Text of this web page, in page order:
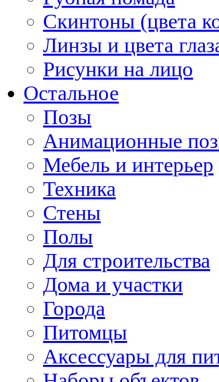
Скинтоны (цвета
Линзы и цвета
Рисунки на лицо
Остальное
Позы
Анимационные
Мебель и интерьер
Техника
Стены
Полы
Для строительства
Дома и участки
Города
Питомцы
Аксессуары для